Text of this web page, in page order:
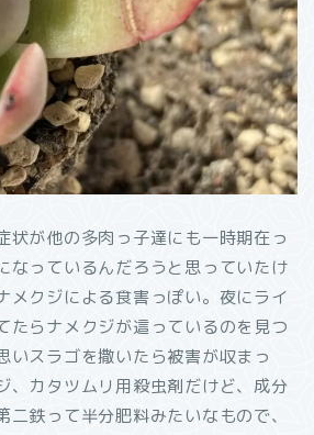
状が他の多肉っ子達にも一時期在っ
なっているんだろうと思っていたけ
メクジによる食害っぽい。夜にライ
たらナメクジが這っているのを見つ
いスラゴを撒いたら被害が収まっ
、カタツムリ用殺虫剤だけど、成分
二鉄って半分肥料みたいなもので、